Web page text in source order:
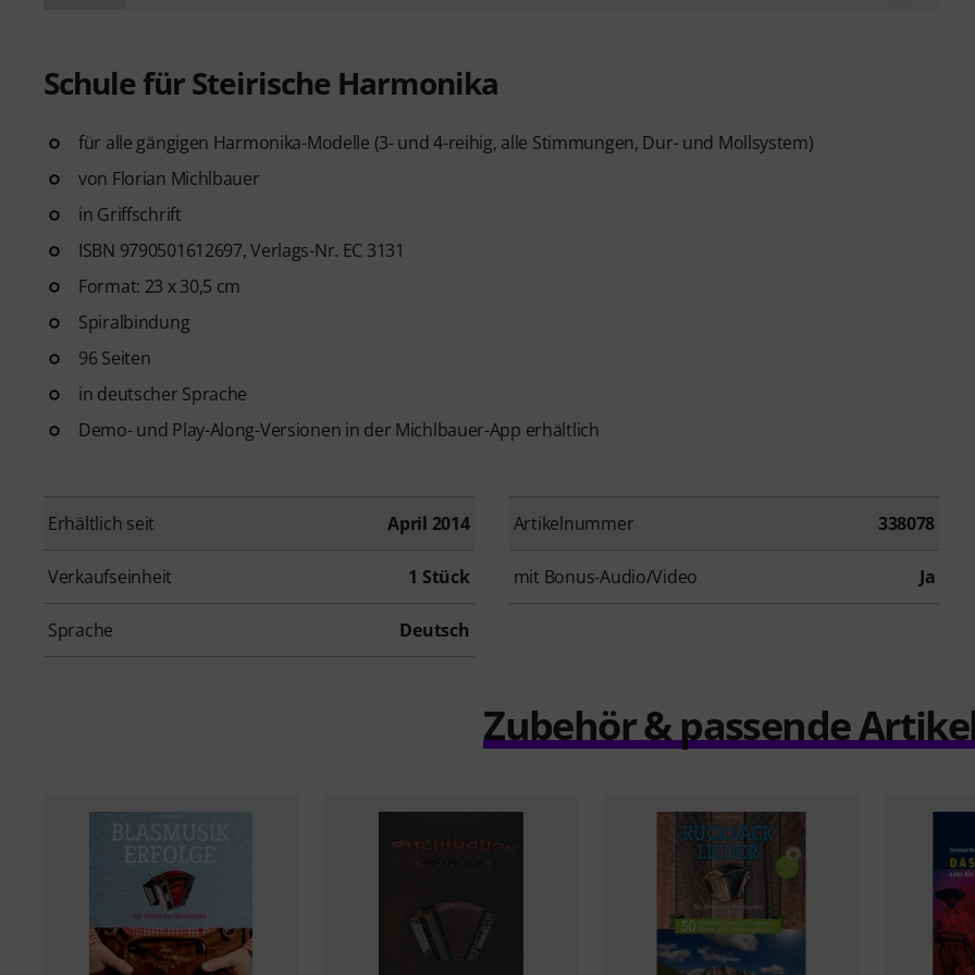
Schule für Steirische Harmonika
für alle gängigen Harmonika-Modelle (3- und 4-reihig, alle Stimmungen, Dur- und Mollsystem)
von Florian Michlbauer
in Griffschrift
ISBN 9790501612697, Verlags-Nr. EC 3131
Format: 23 x 30,5 cm
Spiralbindung
96 Seiten
in deutscher Sprache
Demo- und Play-Along-Versionen in der Michlbauer-App erhältlich
Erhältlich seit April 2014 Artikelnummer 338078
Verkaufseinheit 1 Stück mit Bonus-Audio/Video Ja
Sprache Deutsch
Zubehör & passende